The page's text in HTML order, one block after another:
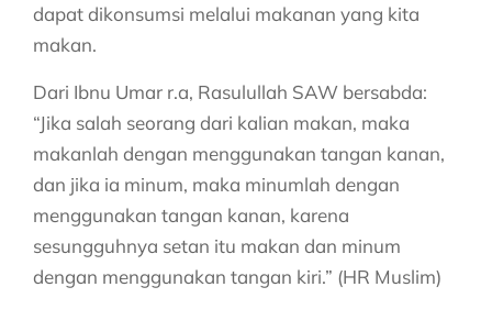
dapat dikonsumsi melalui makanan yang kita
makan.
Dari Ibnu Umar r.a, Rasulullah SAW bersabda:
“Jika salah seorang dari kalian makan, maka
makanlah dengan menggunakan tangan kanan,
dan jika ia minum, maka minumlah dengan
menggunakan tangan kanan, karena
sesungguhnya setan itu makan dan minum
dengan menggunakan tangan kiri.” (HR Muslim)